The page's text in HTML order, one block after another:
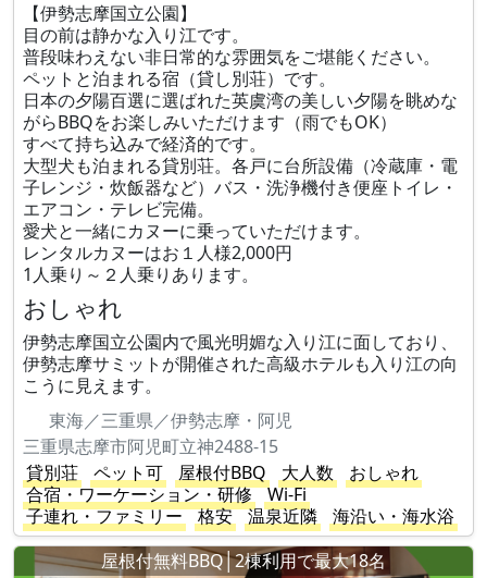
【伊勢志摩国立公園】
目の前は静かな入り江です。
普段味わえない非日常的な雰囲気をご堪能ください。
ペットと泊まれる宿（貸し別荘）です。
日本の夕陽百選に選ばれた英虞湾の美しい夕陽を眺めな
がらBBQをお楽しみいただけます（雨でもOK）
すべて持ち込みで経済的です。
大型犬も泊まれる貸別荘。各戸に台所設備（冷蔵庫・電
子レンジ・炊飯器など）バス・洗浄機付き便座トイレ・
エアコン・テレビ完備。
愛犬と一緒にカヌーに乗っていただけます。
レンタルカヌーはお１人様2,000円
1人乗り～２人乗りあります。
おしゃれ
伊勢志摩国立公園内で風光明媚な入り江に面しており、
伊勢志摩サミットが開催された高級ホテルも入り江の向
こうに見えます。
東海／三重県／伊勢志摩・阿児
三重県志摩市阿児町立神2488-15
貸別荘
ペット可 屋根付BBQ 大人数
おしゃれ
合宿・ワーケーション・研修
Wi-Fi
子連れ・ファミリー
格安 温泉近隣
海沿い・海水浴
屋根付無料BBQ│2棟利用で最大18名